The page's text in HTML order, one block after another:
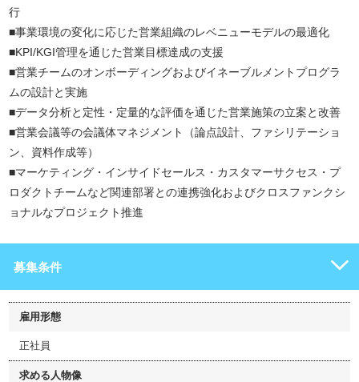
行
■事業環境の変化に応じた営業組織のレベニューモデルの最適化
■KPI/KGI管理を通じた営業目標達成の支援
■営業チームのオンボーディングおよびイネーブルメントプログラ
ムの設計と実施
■データ分析と定性・定量的な評価を通じた営業施策の立案と改善
■営業会議等の会議体マネジメント（論点設計、ファシリテーショ
ン、資料作成等）
■マーケティング・インサイドセールス・カスタマーサクセス・プ
ロダクトチームなど関連部署との連携強化およびクロスファンクシ
ョナルなプロジェクト推進
募集条件
雇用形態
正社員
求める人物像